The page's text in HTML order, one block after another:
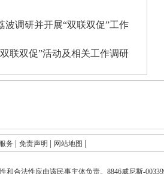
波调研并开展“双联双促”工作
联双促”活动及相关工作调研
务 免责声明 网站地图
合法性应由该民事主体负责。 8846威尼斯-